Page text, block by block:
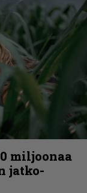
miljoonaa
jatko-